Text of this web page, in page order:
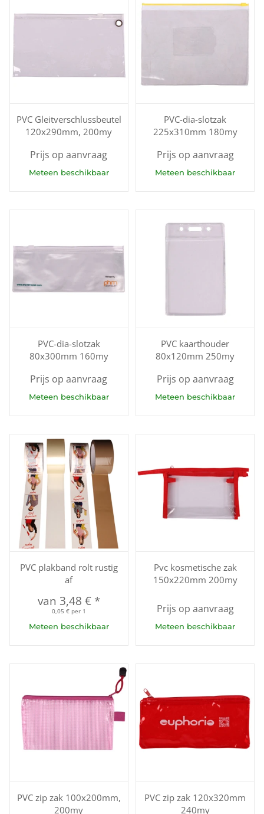
PVC Gleitverschlussbeutel
120x290mm, 200my
Prijs op aanvraag
Meteen beschikbaar
PVC-dia-slotzak
225x310mm 180my
Prijs op aanvraag
Meteen beschikbaar
PVC-dia-slotzak
80x300mm 160my
Prijs op aanvraag
Meteen beschikbaar
PVC kaarthouder
80x120mm 250my
Prijs op aanvraag
Meteen beschikbaar
PVC plakband rolt rustig
af
van 3,48 € *
0,05 € per 1
Meteen beschikbaar
Pvc kosmetische zak
150x220mm 200my
Prijs op aanvraag
Meteen beschikbaar
PVC zip zak 100x200mm,
200my
PVC zip zak 120x320mm
240my